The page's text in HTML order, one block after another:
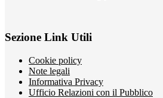
Sezione Link Utili
Cookie policy
Note legali
Informativa Privacy
Ufficio Relazioni con il Pubblico